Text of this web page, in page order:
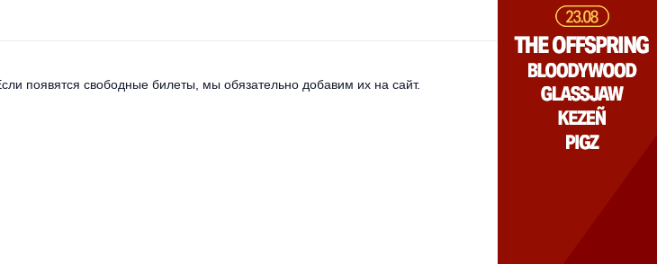
появятся свободные билеты, мы обязательно добавим их на сайт.